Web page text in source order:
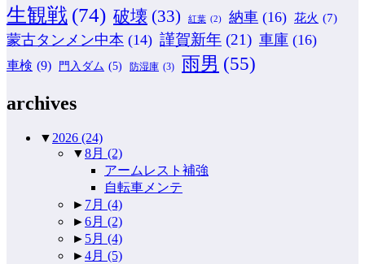
生観戦 (74) 破壊 (33) 紅葉 (2) 納車 (16) 花火 (7)
蒙古タンメン中本 (14) 謹賀新年 (21) 車庫 (16)
車検 (9) 門入ダム (5) 防湿庫 (3) 雨男 (55)
archives
▼ 2026 (24)
▼8月 (2)
アームレスト補強
自転車メンテ
► 7月 (4)
►6月 (2)
► 5月 (4)
►4月 (5)